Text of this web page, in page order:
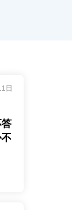
日